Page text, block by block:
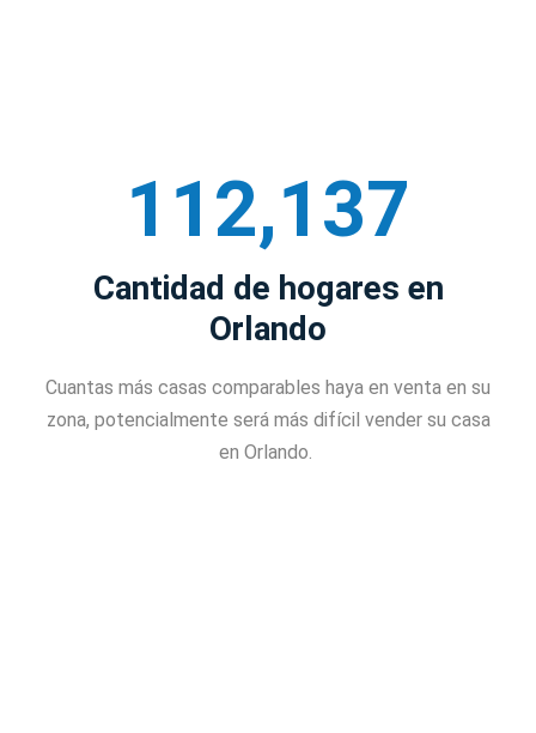
112,137
Cantidad de hogares en
Orlando
Cuantas más casas comparables haya en venta en su
zona, potencialmente será más difícil vender su casa
en Orlando.